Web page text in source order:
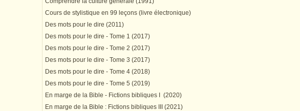
Cours de stylistique en 99 leçons (livre électronique)
Des mots pour le dire (2011)
Des mots pour le dire - Tome 1 (2017)
Des mots pour le dire - Tome 2 (2017)
Des mots pour le dire - Tome 3 (2017)
Des mots pour le dire - Tome 4 (2018)
Des mots pour le dire - Tome 5 (2019)
En marge de la Bible - Fictions bibliques I (2020)
En marge de la Bible : Fictions bibliques III (2021)